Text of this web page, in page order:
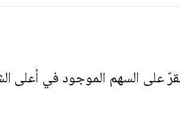
على السهم الموجود في